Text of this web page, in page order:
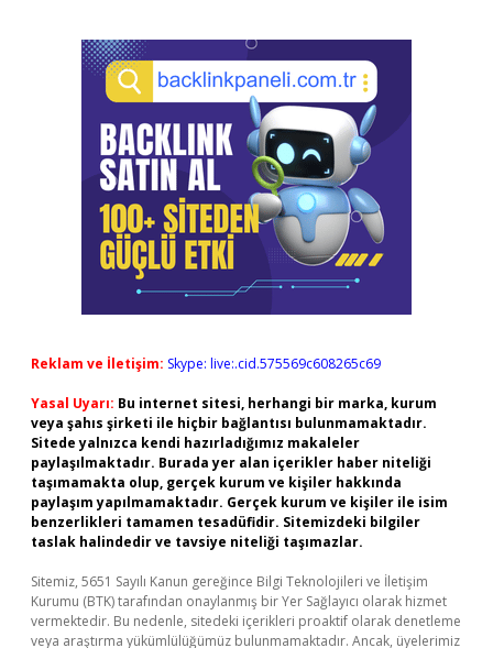
Reklam ve İletişim: Skype: live:.cid.575569c608265c69
Yasal Uyarı: Bu internet sitesi, herhangi bir marka, kurum
veya şahıs şirketi ile hiçbir bağlantısı bulunmamaktadır.
Sitede yalnızca kendi hazırladığımız makaleler
paylaşılmaktadır. Burada yer alan içerikler haber niteliği
taşımamakta olup, gerçek kurum ve kişiler hakkında
paylaşım yapılmamaktadır. Gerçek kurum ve kişiler ile isim
benzerlikleri tamamen tesadüfidir. Sitemizdeki bilgiler
taslak halindedir ve tavsiye niteliği taşımazlar.
Sitemiz, 5651 Sayılı Kanun gereğince Bilgi Teknolojileri ve İletişim
Kurumu (BTK) tarafından onaylanmış bir Yer Sağlayıcı olarak hizmet
vermektedir. Bu nedenle, sitedeki içerikleri proaktif olarak denetleme
veya araştırma yükümlülüğümüz bulunmamaktadır. Ancak, üyelerimiz